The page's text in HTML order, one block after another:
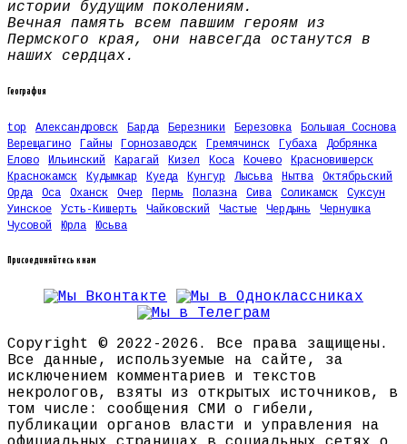
истории будущим поколениям.
Вечная память всем павшим героям из
Пермского края, они навсегда останутся в
наших сердцах.
География
top Александровск Барда Березники Березовка
Большая Соснова
Верещагино
Гайны Горнозаводск Гремячинск Губаха
Добрянка
Елово
Ильинский Карагай Кизел Коса Кочево
Красновишерск
Краснокамск
Кудымкар Куеда Кунгур Лысьва Нытва
Октябрьский
Орда
Оса Оханск Очер Пермь Полазна Сива Соликамск
Суксун
Уинское
Усть-Кишерть Чайковский Частые Чердынь
Чернушка
Чусовой
Юрла Юсьва
Присоединяйтесь к нам
Copyright © 2022-2026. Все права защищены.
Все данные, используемые на сайте, за
исключением комментариев и текстов
некрологов, взяты из открытых источников, в
том числе: сообщения СМИ о гибели,
публикации органов власти и управления на